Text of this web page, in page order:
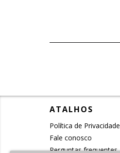
ATALHOS
Política de Privacidade
Fale conosco
Perguntas frequentes